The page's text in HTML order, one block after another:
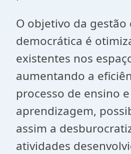
O objetivo da gestão
democrática é
existentes nos
aumentando a
processo de ensino e
aprendizagem,
assim a
atividades